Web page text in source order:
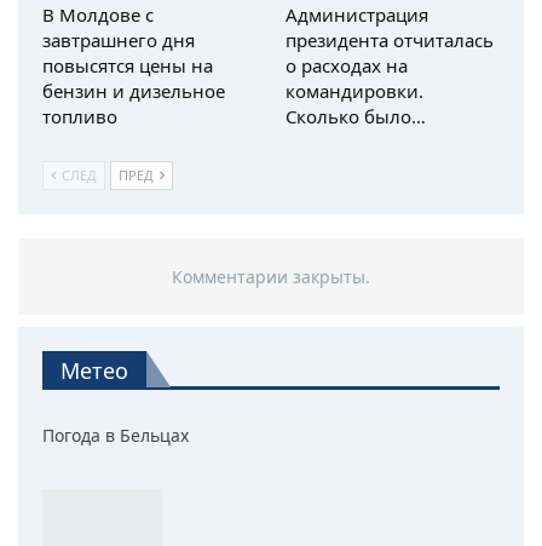
В Молдове с
завтрашнего дня
повысятся цены на
бензин и дизельное
топливо
Администрация
президента отчиталась
о расходах на
командировки.
Сколько было…
СЛЕД ПРЕД
Комментарии закрыты.
Метео
Погода в Бельцах